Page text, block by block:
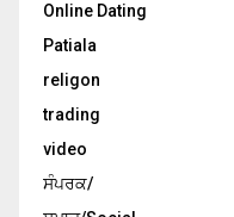
Online Dating
Patiala
religon
trading
video
ਸੰਪਰਕ/